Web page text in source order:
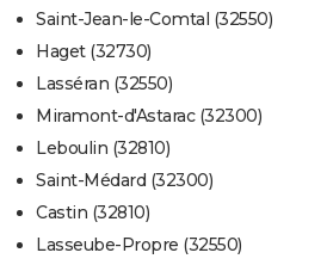
Saint-Jean-le-Comtal (32550)
Haget (32730)
Lasséran (32550)
Miramont-d'Astarac (32300)
Leboulin (32810)
Saint-Médard (32300)
Castin (32810)
Lasseube-Propre (32550)